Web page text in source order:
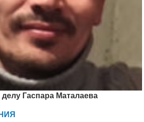
Гаспара Маталаева